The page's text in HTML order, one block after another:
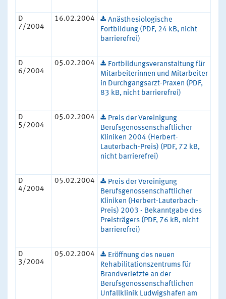
D
7/2004
16.02.2004
Anästhesiologische
Fortbildung (PDF, 24 kB, nicht
barrierefrei)
D
6/2004
05.02.2004
Fortbildungsveranstaltung für
Mitarbeiterinnen und Mitarbeiter
in Durchgangsarzt-Praxen (PDF,
83 kB, nicht barrierefrei)
D
5/2004
05.02.2004
Preis der Vereinigung
Berufsgenossenschaftlicher
Kliniken 2004 (Herbert-
Lauterbach-Preis) (PDF, 72 kB,
nicht barrierefrei)
D
4/2004
05.02.2004
Preis der Vereinigung
Berufsgenossenschaftlicher
Kliniken (Herbert-Lauterbach-
Preis) 2003 - Bekanntgabe des
Preisträgers (PDF, 76 kB, nicht
barrierefrei)
D
3/2004
05.02.2004
Eröffnung des neuen
Rehabilitationszentrums für
Brandverletzte an der
Berufsgenossenschaftlichen
Unfallklinik Ludwigshafen am